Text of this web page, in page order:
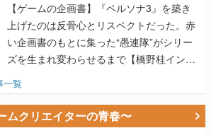
【ゲームの企画書】『ペルソナ3』を築き
上げたのは反骨心とリスペクトだった。赤
い企画書のもとに集った“愚連隊”がシリー
ズを生まれ変わらせるまで【橋野桂インタ
ビュー】
一覧
ムクリエイターの青春〜